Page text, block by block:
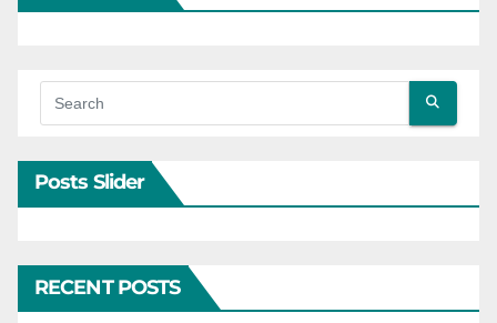
Posts Slider
RECENT POSTS